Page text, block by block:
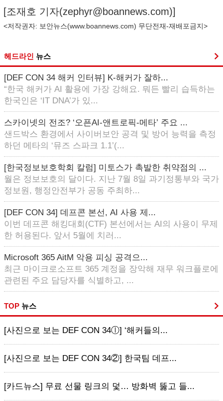
[조재호 기자(zephyr@boannews.com)]
<저작권자: 보안뉴스(www.boannews.com) 무단전재-재배포금지>
헤드라인 뉴스
[DEF CON 34 해커 인터뷰] K-해커가 잘하...
“한국 해커가 AI 활용에 가장 강해요. 뭐든 빨리 습득하는
한국인은 ‘IT DNA’가 있...
스카이넷의 전조? ‘오픈AI-앤트로픽-메타’ 주요 ...
샌드박스 환경에서 사이버보안 공격 및 방어 능력을 측정
하던 메타의 ‘뮤즈 스파크 1.1’(...
[한국정보보호학회 칼럼] 미토스가 촉발한 취약점의 ...
월은 정보보호의 달이다. 지난 7월 8일 과기정통부와 국가
정보원, 행정안전부가 공동 주최하...
[DEF CON 34] 데프콘 본선, AI 사용 제...
이번 데프콘 해킹대회(CTF) 본선에서는 AI의 사용이 무제
한 허용된다. 앞서 5월에 치러...
Microsoft 365 AitM 악용 피싱 공격으...
최근 마이크로소프트 365 계정을 장악해 재무 워크플로에
관련된 주요 담당자를 식별하고, ...
TOP 뉴스
[사진으로 보는 DEF CON 34ⓛ] ‘해커들의...
[사진으로 보는 DEF CON 34②] 한국팀 데프...
[카드뉴스] 무료 선물 링크의 덫… 방화벽 뚫고 들...